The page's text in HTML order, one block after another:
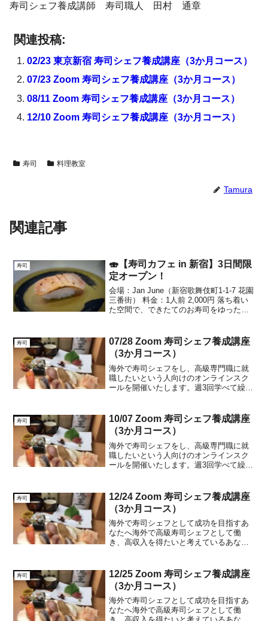
寿司シェフ養成講師 寿司職人 田村 通章
関連投稿:
02/23 東京新宿 寿司シェフ養成講座（3か月コース）
07/23 Zoom 寿司シェフ養成講座（3か月コース）
08/11 Zoom 寿司シェフ養成講座（3か月コース）
12/10 Zoom 寿司シェフ養成講座（3か月コース）
寿司 料理教室
Tamura
関連記事
寿司
🍣【寿司カフェ in 新宿】3日間限
定オープン！
会場：Jan June（新宿歌舞伎町1-1-7 花園
三番街） 料金：1人前 2,000円 落ち着い
た空間で、できたてのお寿司をゆったり
たり味わう“寿司カ...
寿司
07/28 Zoom 寿司シェフ養成講座
（3か月コース）
海外で寿司シェフをし、高級専門職に就
職したいという人向けのオンラインスク
ールを開催いたします。週3回学べて繰り
バイでは月給80万円から150万円と非常に
高額で常に寿司シ...
寿司
10/07 Zoom 寿司シェフ養成講座
（3か月コース）
海外で寿司シェフをし、高級専門職に就
職したいという人向けのオンラインスク
ールを開催いたします。週3回学べて繰り
バイでは月給80万円から150万円と非常に
高額で常に寿司シ...
寿司
12/24 Zoom 寿司シェフ養成講座
（3か月コース）
海外で寿司シェフとして成功を目指すあ
なたへ海外で高級寿司シェフとして働
き、高収入を得たいと考えているあなた
ログラムを提供しています。週3回のレッ
スンを通じて、自宅で繰り...
寿司
12/25 Zoom 寿司シェフ養成講座
（3か月コース）
海外で寿司シェフとして成功を目指すあ
なたへ海外で高級寿司シェフとして働